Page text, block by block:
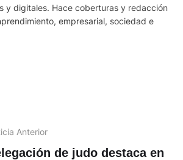
y digitales. Hace coberturas y redacción
empresarial, sociedad e
Anterior
de judo destaca en